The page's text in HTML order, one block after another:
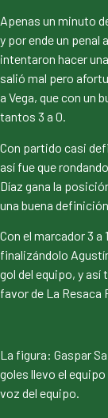
Apenas un minuto
y por ende un penal
intentaron hacer
salió mal pero
a Vega, que con un
tantos 3 a 0.
Con partido casi
así fue que
Díaz gana la
una buena
Con el marcador 3 a
finalizándolo
gol del equipo, y así
favor de La Resaca
La figura: Gaspar
goles llevo el
voz del equipo.